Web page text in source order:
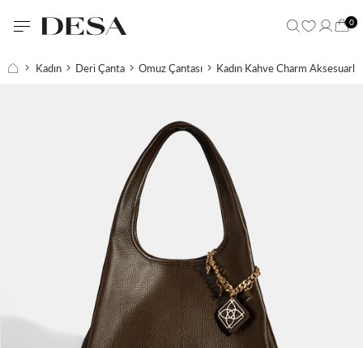
0
Kadın Deri Çanta Omuz Çantası Kadın Kahve Charm Aksesuarlı